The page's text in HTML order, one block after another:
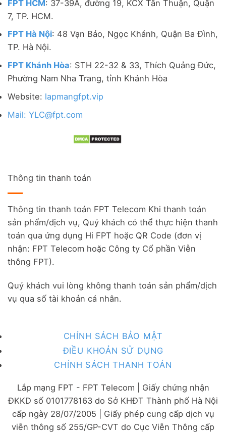
FPT HCM : 37-39A, đường 19, KCX Tân Thuận, Quận
7, TP. HCM.
FPT Hà Nội: 48 Vạn Bảo, Ngọc Khánh, Quận Ba Đình,
TP. Hà Nội.
FPT Khánh Hòa: STH 22-32 & 33, Thích Quảng Đức,
Phường Nam Nha Trang, tỉnh Khánh Hòa
Website: lapmangfpt.vip
Mail: YLC@fpt.com
Thông tin thanh toán
Thông tin thanh toán FPT Telecom Khi thanh toán
sản phẩm/dịch vụ, Quý khách có thể thực hiện thanh
toán qua ứng dụng Hi FPT hoặc QR Code (đơn vị
nhận: FPT Telecom hoặc Công ty Cổ phần Viễn
thông FPT).
Quý khách vui lòng không thanh toán sản phẩm/dịch
vụ qua số tài khoản cá nhân.
CHÍNH SÁCH BẢO MẬT
ĐIỀU KHOẢN SỬ DỤNG
CHÍNH SÁCH THANH TOÁN
Lắp mạng FPT - FPT Telecom | Giấy chứng nhận
ĐKKD số 0101778163 do Sở KHĐT Thành phố Hà Nội
cấp ngày 28/07/2005 | Giấy phép cung cấp dịch vụ
viễn thông số 255/GP-CVT do Cục Viễn Thông cấp